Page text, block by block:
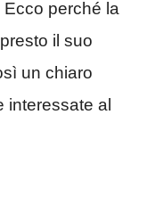
perché la
il suo
un chiaro
interessate al